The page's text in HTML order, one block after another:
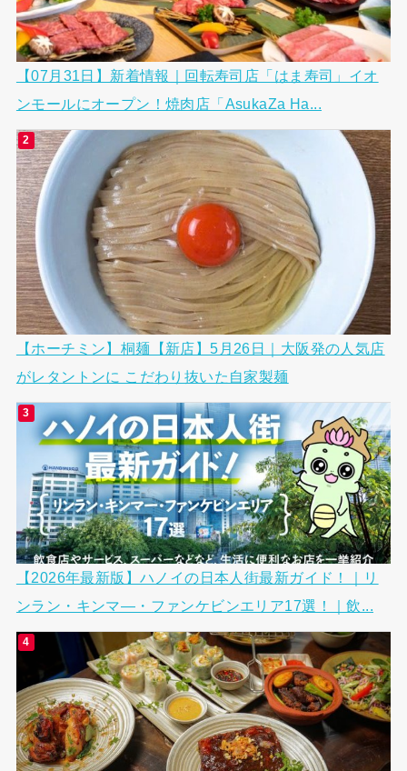
【07月31日】新着情報｜回転寿司店「はま寿司」イオ
ンモールにオープン！焼肉店「AsukaZa Ha...
【ホーチミン】桐麺【新店】5月26日｜大阪発の人気店
がレタントンに こだわり抜いた自家製麺
【2026年最新版】ハノイの日本人街最新ガイド！｜リ
ンラン・キンマ―・ファンケビンエリア17選！｜飲...